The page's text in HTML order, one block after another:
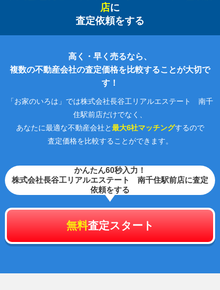
店に
査定依頼をする
高く・早く売るなら、
複数の不動産会社の査定価格を比較することが大切で
す！
「お家のいろは」では株式会社長谷工リアルエステート 南千
住駅前店だけでなく、
あなたに最適な不動産会社と最大6社マッチングするので
査定価格を比較することができます。
かんたん60秒入力！
株式会社長谷工リアルエステート 南千住駅前店に査定
依頼をする
無料査定スタート